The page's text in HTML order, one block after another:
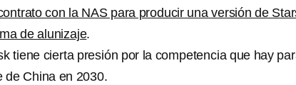
con la NAS para producir una versión de
de alunizaje.
tiene cierta presión por la competencia que hay
de China en 2030.